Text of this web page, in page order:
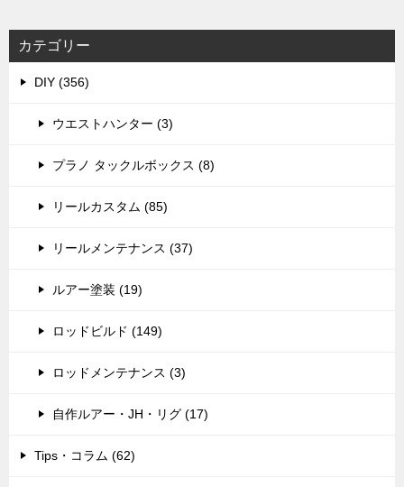
カテゴリー
DIY (356)
ウエストハンター (3)
プラノ タックルボックス (8)
リールカスタム (85)
リールメンテナンス (37)
ルアー塗装 (19)
ロッドビルド (149)
ロッドメンテナンス (3)
自作ルアー・JH・リグ (17)
Tips・コラム (62)